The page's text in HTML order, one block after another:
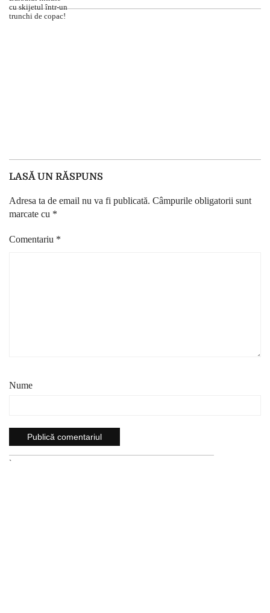
LASĂ UN RĂSPUNS
Adresa ta de email nu va fi publicată. Câmpurile obligatorii sunt
marcate cu *
Comentariu *
Nume
`